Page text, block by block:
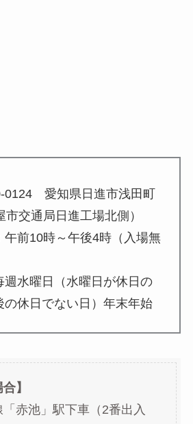
0124 愛知県日進市浅田町
交通局日進工場北側）
午前10時～午後4時（入場無
週水曜日（水曜日が休日の
の休日でない日）年末年始
】
「赤池」駅下車（2番出入